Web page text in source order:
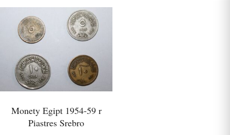
Monety Egipt 1954-59 r
Piastres Srebro